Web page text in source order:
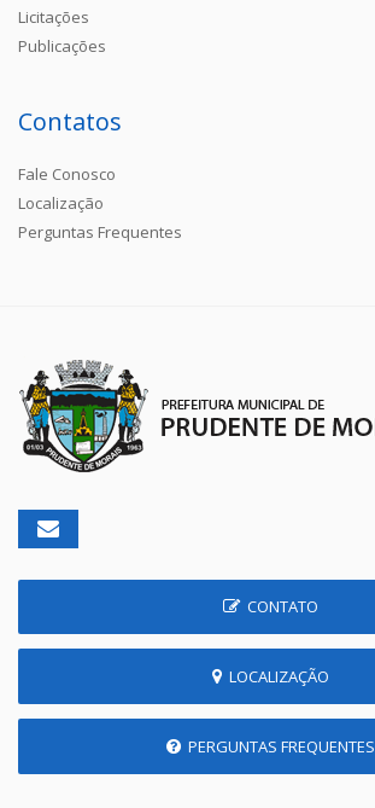
Licitações
Publicações
Contatos
Fale Conosco
Localização
Perguntas Frequentes
CONTATO
LOCALIZAÇÃO
PERGUNTAS FREQUENTES